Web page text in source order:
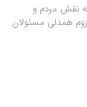
نقش مردم و
همدلی مسئولان